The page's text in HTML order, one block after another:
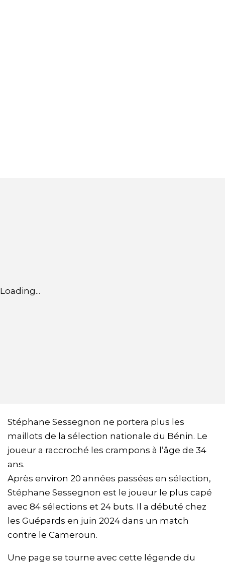
Loading...
Stéphane Sessegnon ne portera plus les
maillots de la sélection nationale du Bénin. Le
joueur a raccroché les crampons à l’âge de 34
ans.
Après environ 20 années passées en sélection,
Stéphane Sessegnon est le joueur le plus capé
avec 84 sélections et 24 buts. Il a débuté chez
les Guépards en juin 2024 dans un match
contre le Cameroun.
Une page se tourne avec cette légende du